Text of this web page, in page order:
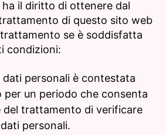
il diritto di ottenere dal
di questo sito web
se è soddisfatta
condizioni:
dati personali è contestata
per un periodo che consenta
del trattamento di verificare
personali.